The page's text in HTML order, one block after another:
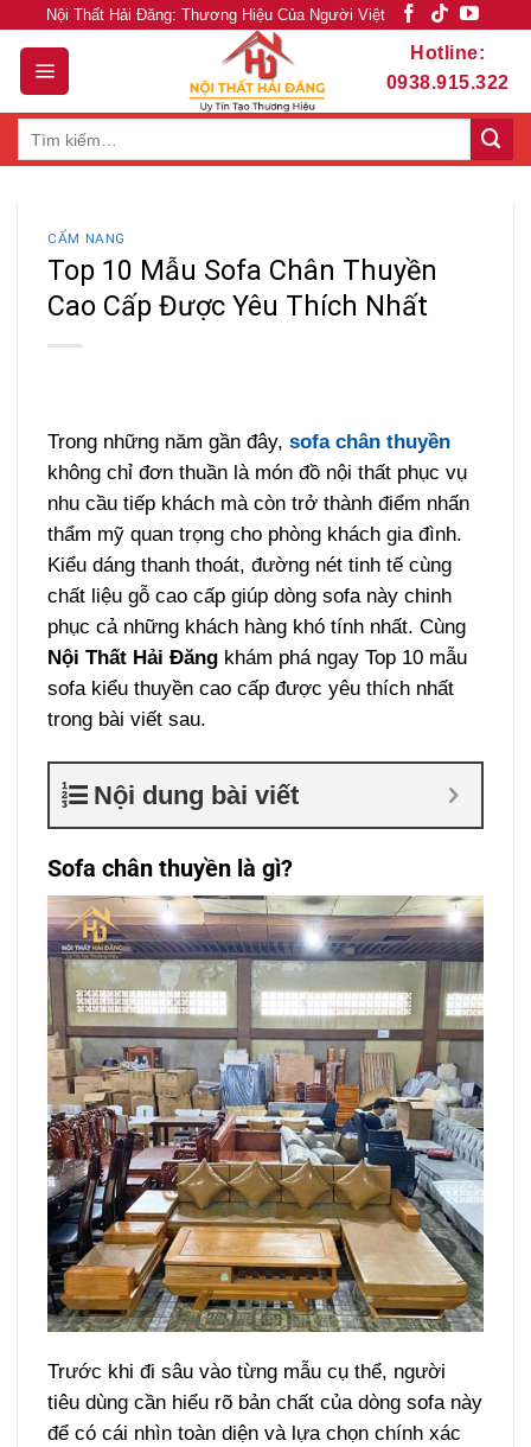
content
Nội Thất Hải Đăng: Thương Hiệu Của Người Việt
Hotline:
0938.915.322
CẨM NANG
Top 10 Mẫu Sofa Chân Thuyền
Cao Cấp Được Yêu Thích Nhất
Trong những năm gần đây,sofa chân thuyền
không chỉ đơn thuần là món đồ nội thất phục vụ
nhu cầu tiếp khách mà còn trở thành điểm nhấn
thẩm mỹ quan trọng cho phòng khách gia đình.
Kiểu dáng thanh thoát, đường nét tinh tế cùng
chất liệu gỗ cao cấp giúp dòng sofa này chinh
phục cả những khách hàng khó tính nhất. Cùng
Nội Thất Hải Đăng khám phá ngay Top 10 mẫu
sofa kiểu thuyền cao cấp được yêu thích nhất
trong bài viết sau.
Nội dung bài viết
Sofa chân thuyền là gì?
Trước khi đi sâu vào từng mẫu cụ thể, người
tiêu dùng cần hiểu rõ bản chất của dòng sofa này
để có cái nhìn toàn diện và lựa chọn chính xác